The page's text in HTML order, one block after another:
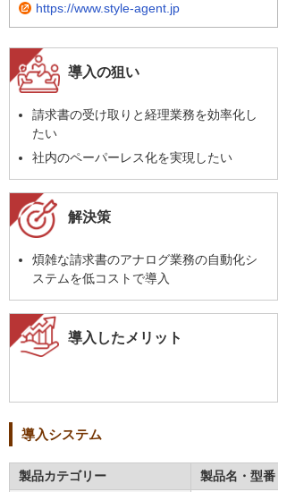
https://www.style-agent.jp
導入の狙い
請求書の受け取りと経理業務を効率化し
たい
社内のペーパーレス化を実現したい
解決策
煩雑な請求書のアナログ業務の自動化シ
ステムを低コストで導入
導入したメリット
導入システム
製品カテゴリー
製品名・型番